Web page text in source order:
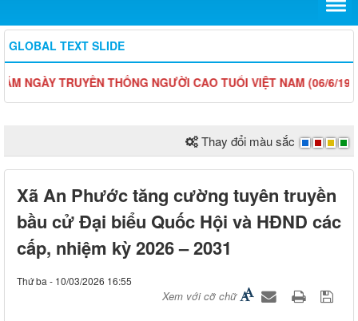
GLOBAL TEXT SLIDE
TRUYỀN THỐNG NGƯỜI CAO TUỔI VIỆT NAM (06/6/1941 - 06/
Thay đổi màu sắc
Xã An Phước tăng cường tuyên truyền
bầu cử Đại biểu Quốc Hội và HĐND các
cấp, nhiệm kỳ 2026 – 2031
Thứ ba - 10/03/2026 16:55
Xem với cỡ chữ